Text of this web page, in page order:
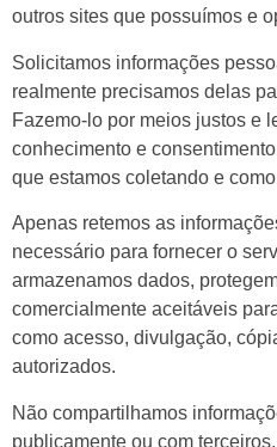
outros sites que possuímos e
Solicitamos informações
realmente precisamos delas
Fazemo-lo por meios justos e
conhecimento e
que estamos coletando e
Apenas retemos as
necessário para fornecer o
armazenamos dados,
comercialmente aceitáveis
como acesso, divulgação,
autorizados.
Não compartilhamos
publicamente ou com